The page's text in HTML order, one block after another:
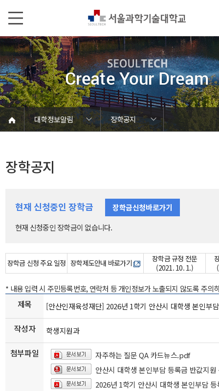
대학정보알림
장학공지
대학정보알림
정보공개
정보서비스안내
온라인민원센터
청렴행정
갑질신고센터
유실물 센터
SEOULTECH광장
대학공지사항
학사공지
장학공지
대학원공지
취업공지
대학입찰
채용정보
공모/외부행사
등록금심의위원회
코로나바이러스19 대응안내
재정위원회
장학공지
현재 신청중인 장학금
장학금신청바로가기
현재 신청중인 장학금이 없습니다.
장학금 신청 주요 일정 장학제도안내 바로가기
장학금 규정 전문
(2021. 10. 1.)
* 내용 입력 시 주민등록번호, 연락처 등 개인정보가 노출되지 않도록 주의
제목 [안산인재육성재단] 2026년 1학기 안산시 대학생 본인부
작성자 학생지원과
첨부파일
자주하는 질문 QA 카드뉴스.pdf
안산시 대학생 본인부담 등록금 반값지
2026년 1학기 안산시 대학생 본인부담